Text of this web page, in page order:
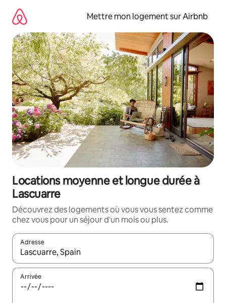
directement
contenu
Mettre mon logement sur Airbnb
Locations moyenne et longue durée à
Lascuarre
Découvrez des logements où vous vous sentez comme
chez vous pour un séjour d'un mois ou plus.
Adresse
Lorsque les résultats s'affichent, utilisez les flèches vers le
Arrivée